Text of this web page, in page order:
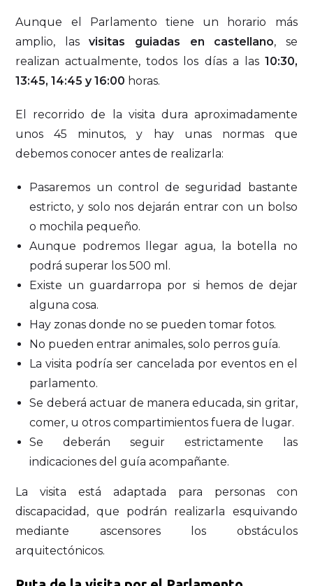
Aunque el Parlamento tiene un horario más
amplio, lasvisitas guiadas en castellano, se
realizan actualmente, todos los días a las 10:30,
13:45, 14:45 y 16:00 horas.
El recorrido de la visita dura aproximadamente
unos 45 minutos, y hay unas normas que
debemos conocer antes de realizarla:
Pasaremos un control de seguridad bastante
estricto, y solo nos dejarán entrar con un bolso
o mochila pequeño.
Aunque podremos llegar agua, la botella no
podrá superar los 500 ml.
Existe un guardarropa por si hemos de dejar
alguna cosa.
Hay zonas donde no se pueden tomar fotos.
No pueden entrar animales, solo perros guía.
La visita podría ser cancelada por eventos en el
parlamento.
Se deberá actuar de manera educada, sin gritar,
comer, u otros compartimientos fuera de lugar.
Se deberán seguir estrictamente las
indicaciones del guía acompañante.
La visita está adaptada para personas con
discapacidad, que podrán realizarla esquivando
mediante ascensores los obstáculos
arquitectónicos.